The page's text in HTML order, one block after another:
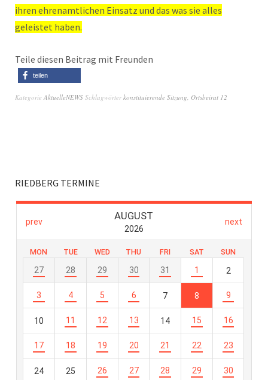
ihren ehrenamtlichen Einsatz und das was sie alles
geleistet haben.
Teile diesen Beitrag mit Freunden
teilen
Kategorie AktuelleNEWS Schlagwörterkonstituierende Sitzung Ortsbeirat 12
RIEDBERG TERMINE